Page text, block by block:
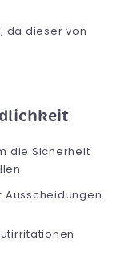
da dieser von
die Sicherheit
Ausscheidungen